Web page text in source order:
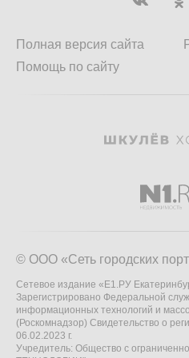
Полная версия сайта
Помощь по сайту
© ООО «Сеть городских
Сетевое издание «Е1.РУ
Зарегистрировано Федеральной
информационных технологий и
(Роскомнадзор) Свидетельство о
06.02.2023 г.
Учредитель: Общество с